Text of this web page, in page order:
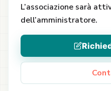
L’associazione sarà
dell’amministratore.